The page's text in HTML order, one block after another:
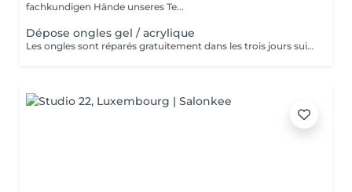
fachkundigen Hände unseres Te...
Dépose ongles gel / acrylique
Les ongles sont réparés gratuitement dans les trois jours suivant le service ! A partir du quatrième jour la prestation est payante.